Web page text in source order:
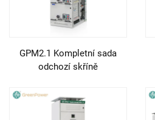
Kontaktujte nás
GPM2.1 Kompletní sada
odchozí skříně